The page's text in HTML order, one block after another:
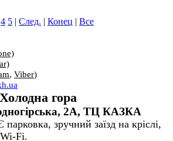
4 5 | След. | Конец | Все
, Viber)
гора
2А, ТЦ КАЗКА
парковка, зручний заїзд на кріслі,
Wi-Fi.